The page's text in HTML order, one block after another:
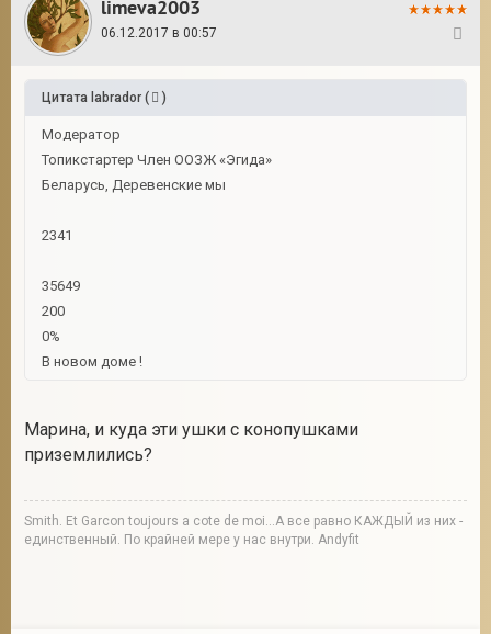
limeva2003
06.12.2017 в 00:57
Цитата labrador ( )
Модератор
Топикстартер Член ООЗЖ «Эгида»
Беларусь, Деревенские мы
2341
35649
200
0%
В новом доме !
Марина, и куда эти ушки с конопушками
приземлились?
Smith. Et Garcon toujours a cote de moi...А все равно КАЖДЫЙ из них -
единственный. По крайней мере у нас внутри. Andyfit